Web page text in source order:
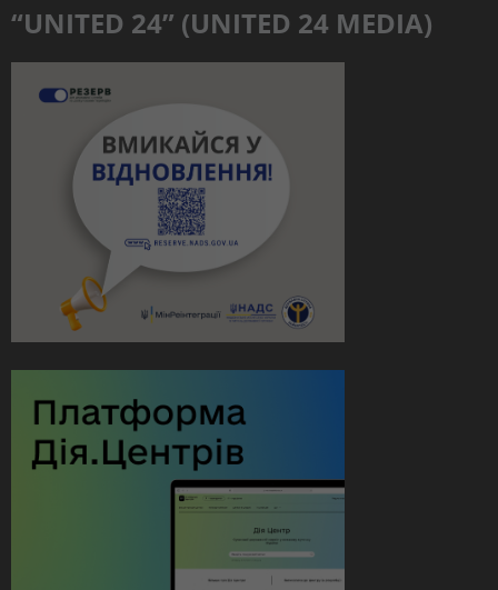
“UNITED 24” (UNITED 24 MEDIA)